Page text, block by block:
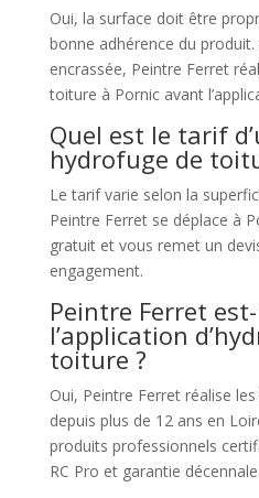
Oui, la surface doit être
bonne adhérence du
encrassée, Peintre Ferret
toiture à Pornic avant
Quel est le tarif
hydrofuge de
Le tarif varie selon la
Peintre Ferret se déplace à
gratuit et vous remet un
engagement.
Peintre Ferret
l’application
toiture ?
Oui, Peintre Ferret réalise
depuis plus de 12 ans en
produits professionnels
RC Pro et garantie décennale.